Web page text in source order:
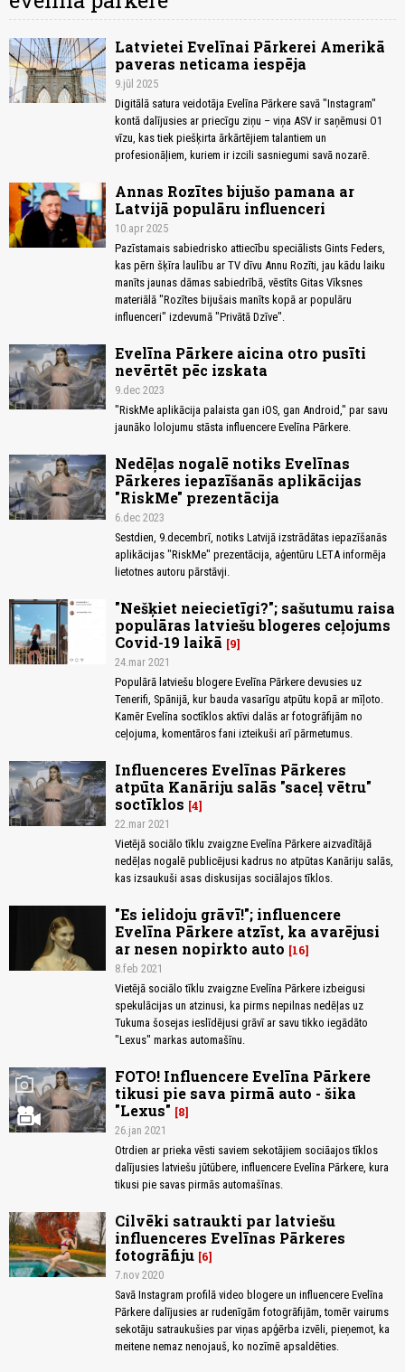
Latvietei Evelīnai Pārkerei Amerikā
paveras neticama iespēja
9.jūl 2025
Digitālā satura veidotāja Evelīna Pārkere savā "Instagram"
kontā dalījusies ar priecīgu ziņu – viņa ASV ir saņēmusi O1
vīzu, kas tiek piešķirta ārkārtējiem talantiem un
profesionāļiem, kuriem ir izcili sasniegumi savā nozarē.
Annas Rozītes bijušo pamana ar
Latvijā populāru influenceri
10.apr 2025
Pazīstamais sabiedrisko attiecību speciālists Gints Feders,
kas pērn šķīra laulību ar TV dīvu Annu Rozīti, jau kādu laiku
manīts jaunas dāmas sabiedrībā, vēstīts Gitas Vīksnes
materiālā "Rozītes bijušais manīts kopā ar populāru
influenceri" izdevumā "Privātā Dzīve".
Evelīna Pārkere aicina otro pusīti
nevērtēt pēc izskata
9.dec 2023
"RiskMe aplikācija palaista gan iOS, gan Android," par savu
jaunāko lolojumu stāsta influencere Evelīna Pārkere.
Nedēļas nogalē notiks Evelīnas
Pārkeres iepazīšanās aplikācijas
"RiskMe" prezentācija
6.dec 2023
Sestdien, 9.decembrī, notiks Latvijā izstrādātas iepazīšanās
aplikācijas "RiskMe" prezentācija, aģentūru LETA informēja
lietotnes autoru pārstāvji.
"Nešķiet neiecietīgi?"; sašutumu raisa
populāras latviešu blogeres ceļojums
Covid-19 laikā
9
24.mar 2021
Populārā latviešu blogere Evelīna Pārkere devusies uz
Tenerifi, Spānijā, kur bauda vasarīgu atpūtu kopā ar mīļoto.
Kamēr Evelīna soctīklos aktīvi dalās ar fotogrāfijām no
ceļojuma, komentāros fani izteikuši arī pārmetumus.
Influenceres Evelīnas Pārkeres
atpūta Kanāriju salās "saceļ vētru"
soctīklos 4
22.mar 2021
Vietējā sociālo tīklu zvaigzne Evelīna Pārkere aizvadītājā
nedēļas nogalē publicējusi kadrus no atpūtas Kanāriju salās,
kas izsaukuši asas diskusijas sociālajos tīklos.
"Es ielidoju grāvī!"; influencere
Evelīna Pārkere atzīst, ka avarējusi
ar nesen nopirkto auto
16
8.feb 2021
Vietējā sociālo tīklu zvaigzne Evelīna Pārkere izbeigusi
spekulācijas un atzinusi, ka pirms nepilnas nedēļas uz
Tukuma šosejas ieslīdējusi grāvī ar savu tikko iegādāto
"Lexus" markas automašīnu.
photo_camera
FOTO! Influencere Evelīna Pārkere
tikusi pie sava pirmā auto - šika
"Lexus"
8
26.jan 2021
Otrdien ar prieka vēsti saviem sekotājiem sociāajos tīklos
dalījusies latviešu jūtūbere, influencere Evelīna Pārkere, kura
tikusi pie savas pirmās automašīnas.
Cilvēki satraukti par latviešu
influenceres Evelīnas Pārkeres
fotogrāfiju 6
7.nov 2020
Savā Instagram profilā video blogere un influencere Evelīna
Pārkere dalījusies ar rudenīgām fotogrāfijām, tomēr vairums
sekotāju satraukušies par viņas apģērba izvēli, pieņemot, ka
meitene nemaz nenojauš, ko nozīmē apsaldēties.